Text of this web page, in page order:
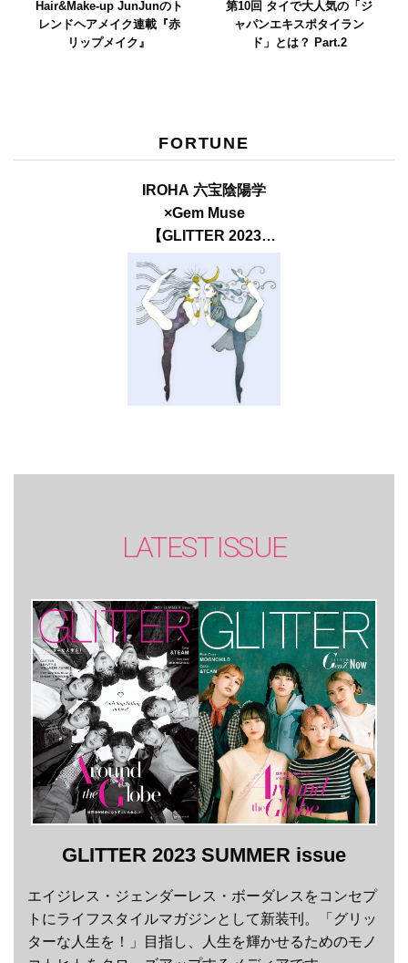
Hair&Make-up JunJunのト
レンドヘアメイク連載『赤
リップメイク』
第10回 タイで大人気の「ジ
ャパンエキスポタイラン
ド」とは？ Part.2
FORTUNE
IROHA 六宝陰陽学
×Gem Muse
【GLITTER 2023
SUMMER issue】
LATEST ISSUE
GLITTER 2023 SUMMER issue
エイジレス・ジェンダーレス・ボーダレスをコンセプ
トにライフスタイルマガジンとして新装刊。「グリッ
ターな人生を！」目指し、人生を輝かせるためのモノ